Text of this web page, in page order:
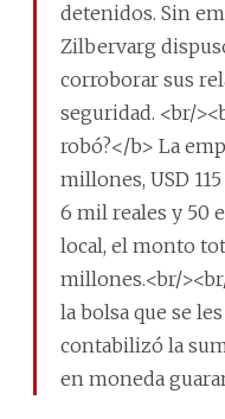
detenidos. Sin
Zilbervarg
corroborar sus
seguridad. <br/
robó?</b> La
millones, USD
6 mil reales y 50
local, el monto
millones.<br/
la bolsa que se
contabilizó la
en moneda